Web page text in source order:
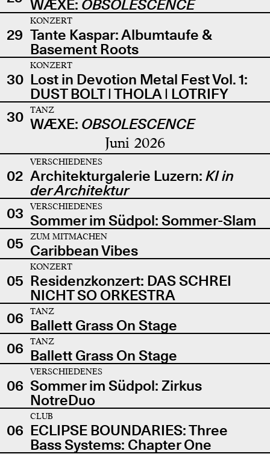
WÆXE: OBSOLESCENCE
29
KONZERT
Tante Kaspar: Albumtaufe &
Basement Roots
30
KONZERT
Lost in Devotion Metal Fest Vol. 1:
DUST BOLT | THOLA | LOTRIFY
30
TANZ
WÆXE: OBSOLESCENCE
Juni 2026
02
VERSCHIEDENES
Architekturgalerie Luzern: KI in
der Architektur
03
VERSCHIEDENES
Sommer im Südpol: Sommer-Slam
05
ZUM MITMACHEN
Caribbean Vibes
05
KONZERT
Residenzkonzert: DAS SCHREI
NICHT SO ORKESTRA
06
TANZ
Ballett Grass On Stage
06
TANZ
Ballett Grass On Stage
06
VERSCHIEDENES
Sommer im Südpol: Zirkus
NotreDuo
06
CLUB
ECLIPSE BOUNDARIES: Three
Bass Systems: Chapter One